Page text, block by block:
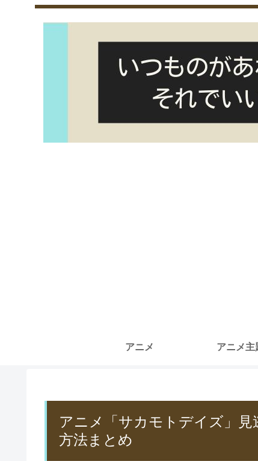
アニメ アニメ主
アニメ「サカモトデイズ」
方法まとめ